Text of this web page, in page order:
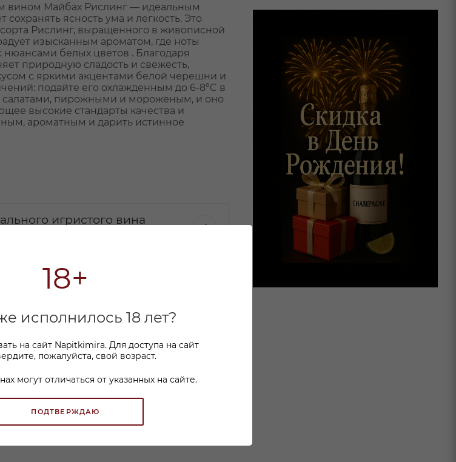
18+
исполнилось 18 лет?
на сайт Napitkimira. Для доступа на сайт
пожалуйста, свой возраст.
могут отличаться от указанных на сайте.
ПОДТВЕРЖДАЮ
вином Майбах Рислинг — идеальным
ясность ума и легкость. Это
Рислинг, выращенного в живописной
изысканным ароматом, где ноты
белых цветов . Благодаря
природную сладость и свежесть,
с яркими акцентами белой черешни и
подайте его охлажденным до 6-8°C в
салатами, пирожными и мороженым, и оно
высокие стандарты качества и
ароматным и дарить истинное
игристого вина